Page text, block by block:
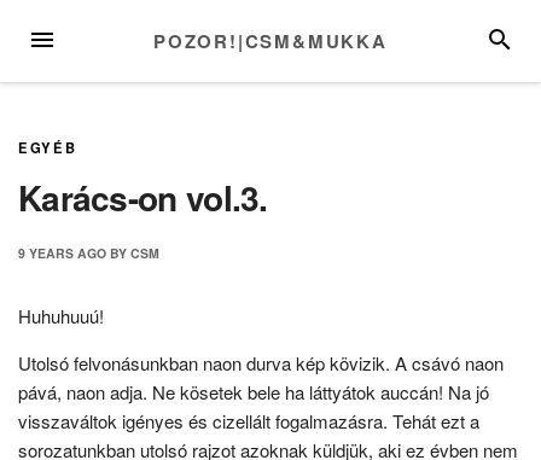
MENU POZOR!|CSM&MUKKA
EGYÉB
Karács-on vol.3.
9 YEARS AGO BY CSM
Huhuhuuú!
Utolsó felvonásunkban naon durva kép kövizik. A csávó naon
pává, naon adja. Ne kösetek bele ha láttyátok auccán! Na jó
visszaváltok igényes és cizellált fogalmazásra. Tehát ezt a
sorozatunkban utolsó rajzot azoknak küldjük, aki ez évben nem